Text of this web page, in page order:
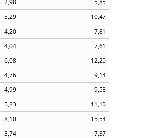
2,98
5,85
5,29
10,47
4,20
7,81
4,04
7,61
6,08
12,20
4,76
9,14
4,99
9,58
5,83
11,10
8,10
15,54
3,74
7,37